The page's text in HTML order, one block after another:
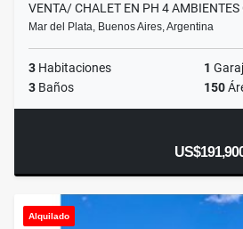
VENTA/ CHALET EN PH 4
Mar del Plata, Buenos Aires, Argentina
3 Habitaciones 1
3 Baños 150
Alquilado